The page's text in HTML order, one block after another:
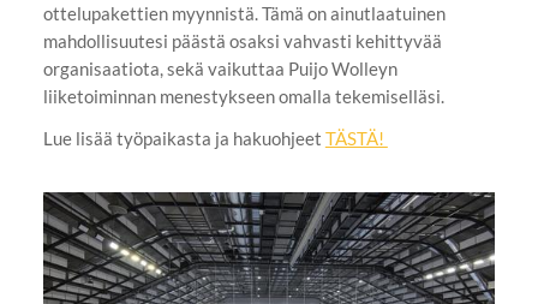
ottelupakettien myynnistä. Tämä on ainutlaatuinen
mahdollisuutesi päästä osaksi vahvasti kehittyvää
organisaatiota, sekä vaikuttaa Puijo Wolleyn
liiketoiminnan menestykseen omalla tekemiselläsi.
Lue lisää työpaikasta ja hakuohjeet TÄSTÄ!